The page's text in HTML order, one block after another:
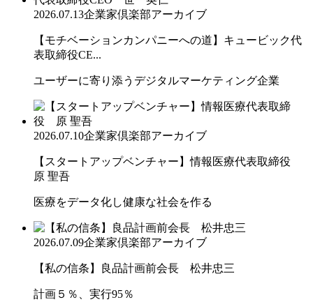
2026.07.13企業家倶楽部アーカイブ
【モチベーションカンパニーへの道】キュービック代
表取締役CE...
ユーザーに寄り添うデジタルマーケティング企業
2026.07.10企業家倶楽部アーカイブ
【スタートアップベンチャー】情報医療代表取締役
原 聖吾
医療をデータ化し健康な社会を作る
2026.07.09企業家倶楽部アーカイブ
【私の信条】良品計画前会長 松井忠三
計画５％、実行95％